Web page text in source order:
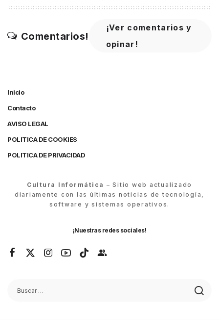
Comentarios!
¡Ver comentarios y
opinar!
Inicio
Contacto
AVISO LEGAL
POLITICA DE COOKIES
POLITICA DE PRIVACIDAD
Cultura Informática – Sitio web actualizado
diariamente con las últimas noticias de tecnología,
software y sistemas operativos.
¡Nuestras redes sociales!